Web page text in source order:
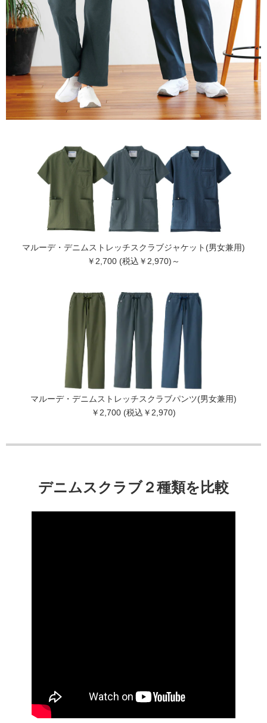
マルーデ・デニムストレッチスクラブジャケット(男女兼用)
￥2,700 (税込￥2,970)～
マルーデ・デニムストレッチスクラブパンツ(男女兼用)
￥2,700 (税込￥2,970)
デニムスクラブ２種類を比較